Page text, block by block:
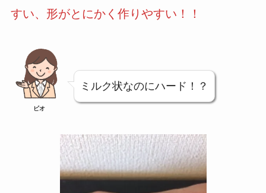
すい、形がとにかく作りやすい！！
ビオ
ミルク状なのにハード！？